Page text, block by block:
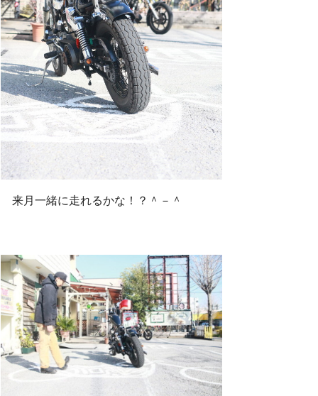
来月一緒に走れるかな！？＾－＾